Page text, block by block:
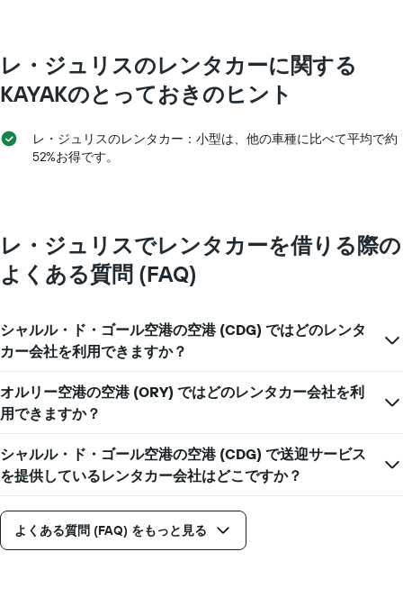
の
ン
ー
の
表
し
て
す
レ・ジュリス​のレンタカーに関する
KAYAKのとっておきのヒント
レ・ジュリスのレンタカー：小型は、他の車種に比べて平均で約
52%お得です。
レ・ジュリスでレンタカーを借りる際の
よくある質問 (FAQ)
シャルル・ド・ゴール空港の空港 (CDG) ではどのレンタ
カー会社を利用できますか？
オルリー空港の空港 (ORY) ではどのレンタカー会社を利
用できますか？
シャルル・ド・ゴール空港の空港 (CDG) で送迎サービス
を提供しているレンタカー会社はどこですか？
よくある質問 (FAQ) をもっと見る